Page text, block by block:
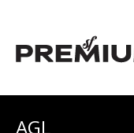
AGL